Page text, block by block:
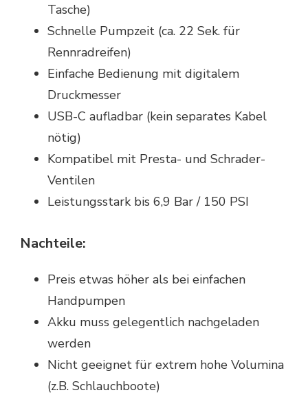
Tasche)
Schnelle Pumpzeit (ca. 22 Sek. für
Rennradreifen)
Einfache Bedienung mit digitalem
Druckmesser
USB-C aufladbar (kein separates Kabel
nötig)
Kompatibel mit Presta- und Schrader-
Ventilen
Leistungsstark bis 6,9 Bar / 150 PSI
Nachteile:
Preis etwas höher als bei einfachen
Handpumpen
Akku muss gelegentlich nachgeladen
werden
Nicht geeignet für extrem hohe Volumina
(z.B. Schlauchboote)